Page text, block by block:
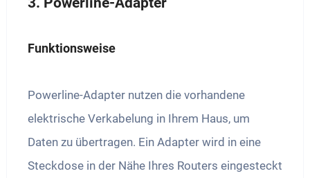
Funktionsweise
Powerline-Adapter nutzen die vorhandene
elektrische Verkabelung in Ihrem Haus, um
Daten zu übertragen. Ein Adapter wird in eine
Steckdose in der Nähe Ihres Routers eingesteckt